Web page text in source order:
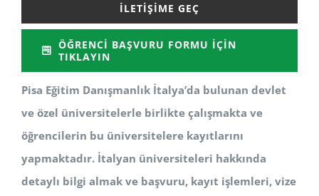
İLETIŞIME GEÇ
ÖĞRENCI BAŞVURU FORMU İÇIN
TIKLAYIN
Pisa Eğitim Danışmanlık İtalya’da bulunan devlet
ve özel üniversitelerle birlikte çalışmakta ve
öğrencilerin bu üniversitelere kayıtlarını
yapmaktadır. İtalyan üniversiteleri hakkında
detaylı bilgi almak ve başvuru, kayıt işlemleri, vize